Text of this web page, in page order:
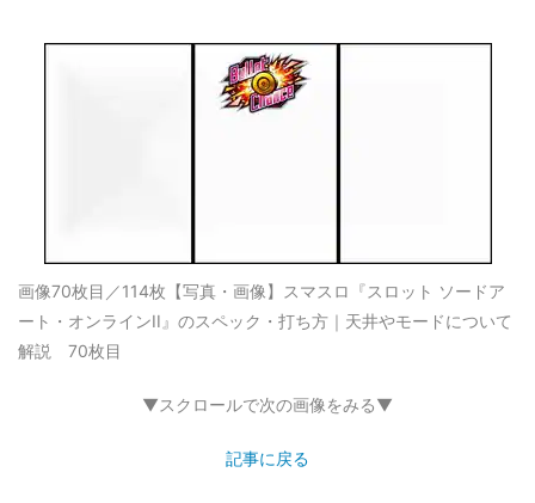
画像70枚目／114枚 【写真・画像】スマスロ『スロット ソードア
ート・オンラインII』のスペック・打ち方｜天井やモードについて
解説 70枚目
▼スクロールで次の画像をみる▼
記事に戻る